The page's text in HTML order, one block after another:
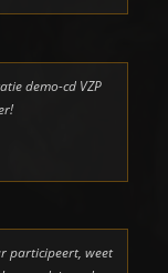
demo-cd VZP
participeert, weet